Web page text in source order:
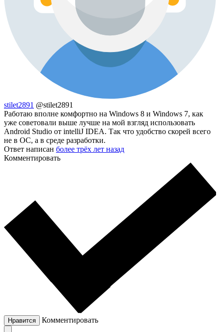
stilet2891 @stilet2891
Работаю вполне комфортно на Windows 8 и Windows 7, как
уже советовали выше лучше на мой взгляд использовать
Android Studio от intelliJ IDEA. Так что удобство скорей всего
не в ОС, а в среде разработки.
Ответ написан более трёх лет назад
Комментировать
Нравится Комментировать